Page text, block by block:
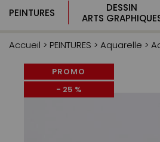
PEINTURES
DESSIN
ARTS
Accueil > PEINTURES > Aquarelle >
PROMO
- 25 %